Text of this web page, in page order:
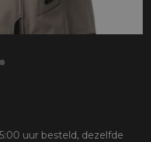
uur besteld, dezelfde